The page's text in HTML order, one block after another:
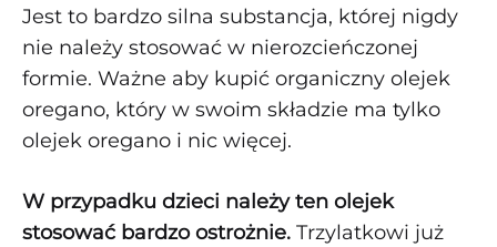
Jest to bardzo silna substancja, której nigdy
nie należy stosować w nierozcieńczonej
formie. Ważne aby kupić organiczny olejek
oregano, który w swoim składzie ma tylko
olejek oregano i nic więcej.
W przypadku dzieci należy ten olejek
stosować bardzo ostrożnie. Trzylatkowi już